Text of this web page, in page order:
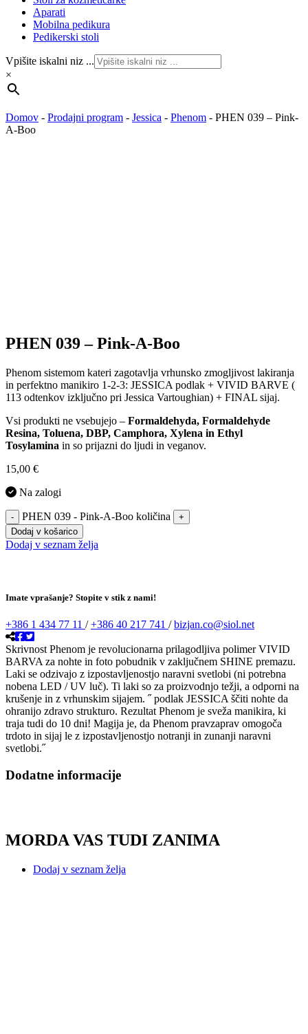
Aparati
Mobilna pedikura
Pedikerski stoli
Vpišite iskalni niz ...
×
Domov - Prodajni program - Jessica - Phenom - PHEN 039 – Pink-
A-Boo
PHEN 039 – Pink-A-Boo
Phenom sistemom kateri zagotavlja vrhunsko zmogljivost lakiranja
in perfektno manikiro 1-2-3: JESSICA podlak + VIVID BARVE (
113 odtenkov izključno pri Jessica Vartoughian) + FINAL sijaj.
Vsi produkti ne vsebujejo – Formaldehyda, Formaldehyde
Resina, Toluena, DBP, Camphora, Xylena in Ethyl
Tosylamina in so prijazni do ljudi in veganov.
15,00 €
Na zalogi
- PHEN 039 - Pink-A-Boo količina
+
Dodaj v košarico
Dodaj v seznam želja
Imate vprašanje? Stopite v stik z nami!
+386 1 434 77 11 /+386 40 217 741 /bizjan.co@siol.net
Skrivnost Phenom je revolucionarna prilagodljiva polimer VIVID
BARVA za nohte in foto pobudnik v zaključnem SHINE premazu.
Laki se odzivajo z izpostavljenostjo naravni svetlobi (ni potrebna
nobena LED / UV luč). Ti laki so za proizvodnjo težji, a odporni na
krušenje in z vrhunskim sijajem. ˝ podlak JESSICA ščiti nohte da
ohranijo zdravo strukturo. Rezultat Phenom je sveža manikira, ki
traja tudi do 10 dni! Magija je, da Phenom pravzaprav omogoča
trdoto in sijaj le z izpostavljenostjo notranji in zunanji naravni
svetlobi.˝
Dodatne informacije
MORDA VAS TUDI ZANIMA
Dodaj v seznam želja